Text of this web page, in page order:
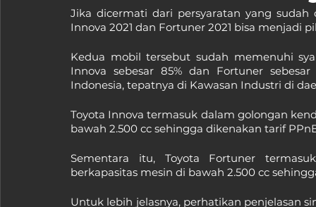
Jika dicermati dari persyaratan yang sudah
Innova 2021 dan Fortuner 2021 bisa menjadi
Kedua mobil tersebut sudah memenuhi
Innova sebesar 85% dan Fortuner
Indonesia, tepatnya di Kawasan Industri di
Toyota Innova termasuk dalam golongan
bawah 2.500 cc sehingga dikenakan tarif
Sementara itu, Toyota Fortuner
berkapasitas mesin di bawah 2.500 cc
Untuk lebih jelasnya, perhatikan penjelasan